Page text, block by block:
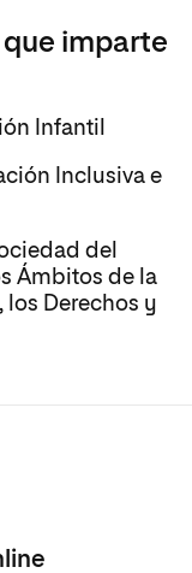
imparte
Infantil
Inclusiva e
del
Ámbitos de la
los Derechos y